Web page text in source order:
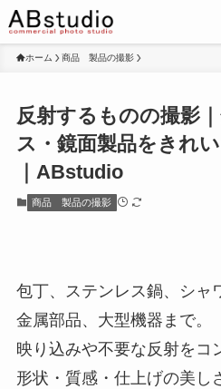
ホーム 商品 製品の撮影
反射するものの撮影
ス・鏡面製品をきれ
｜ABstudio
商品 製品の撮影
包丁、ステンレス鍋、シャ
金属部品、大型機器まで。
映り込みや不要な反射をコ
形状・質感・仕上げの美し